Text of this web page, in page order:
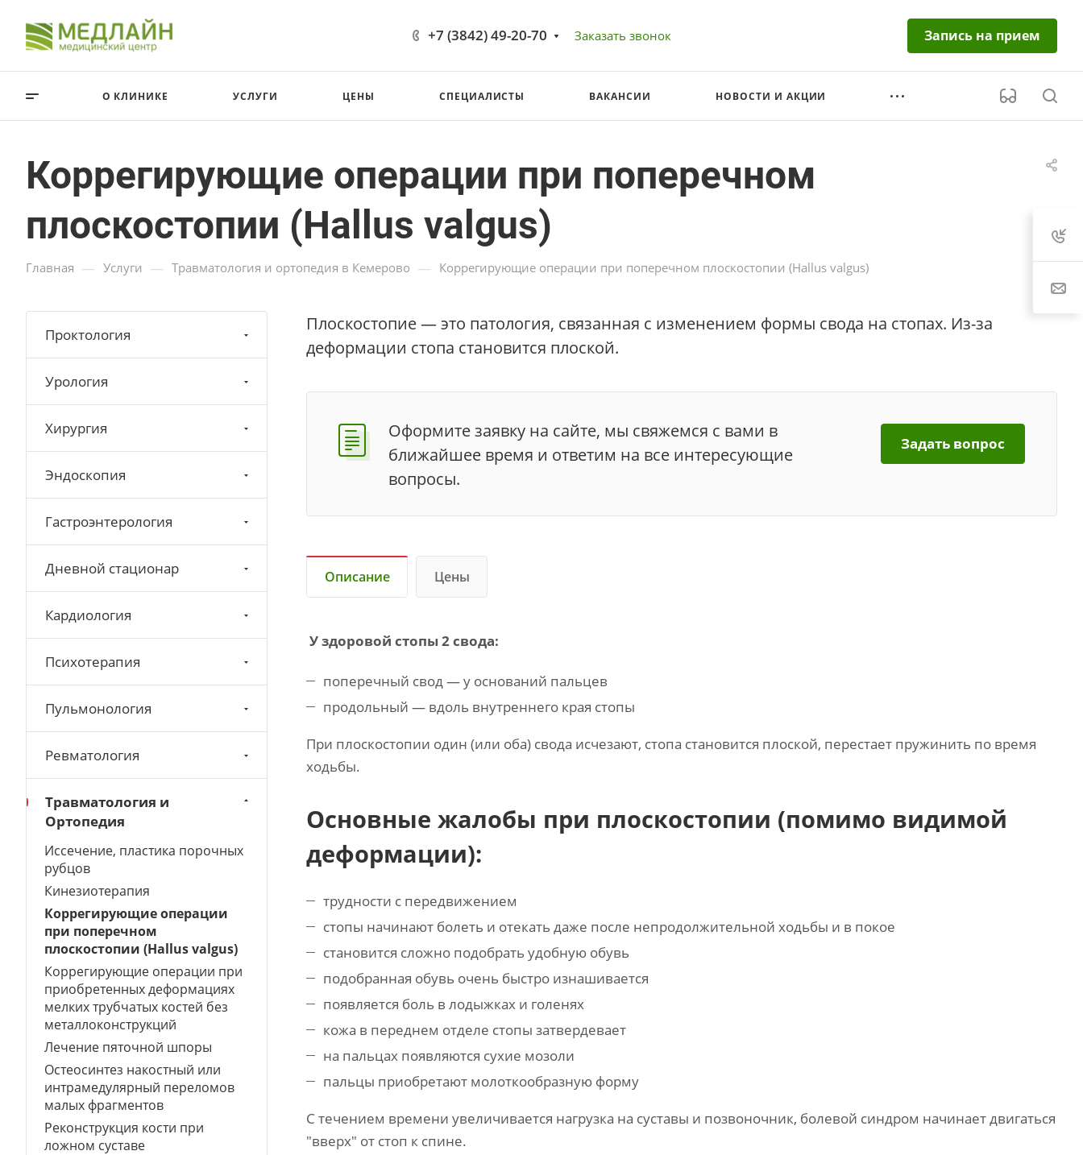
+7 (3842) 49-20-70 Заказать звонок Запись на прием
О КЛИНИКЕ УСЛУГИ ЦЕНЫ СПЕЦИАЛИСТЫ ВАКАНСИИ НОВОСТИ И АКЦИИ
Коррегирующие операции при поперечном
плоскостопии (Hallus valgus)
Главная — Услуги — Травматология и ортопедия в Кемерово — Коррегирующие операции при поперечном плоскостопии (Hallus valgus)
Плоскостопие — это патология, связанная с изменением формы свода на стопах. Из-за
деформации стопа становится плоской.
Оформите заявку на сайте, мы свяжемся с вами в
ближайшее время и ответим на все интересующие
вопросы.
Задать вопрос
Описание Цены
У здоровой стопы 2 свода:
поперечный свод — у оснований пальцев
продольный — вдоль внутреннего края стопы
При плоскостопии один (или оба) свода исчезают, стопа становится плоской, перестает пружинить по время
ходьбы.
Основные жалобы при плоскостопии (помимо видимой
деформации):
трудности с передвижением
cтопы начинают болеть и отекать даже после непродолжительной ходьбы и в покое
становится сложно подобрать удобную обувь
подобранная обувь очень быстро изнашивается
появляется боль в лодыжках и голенях
кожа в переднем отделе стопы затвердевает
на пальцах появляются сухие мозоли
пальцы приобретают молоткообразную форму
С течением времени увеличивается нагрузка на суставы и позвоночник, болевой синдром начинает двигаться
"вверх" от стоп к спине.
Проктология
Урология
Хирургия
Эндоскопия
Гастроэнтерология
Дневной стационар
Кардиология
Психотерапия
Пульмонология
Ревматология
Травматология и
Ортопедия
Иссечение, пластика порочных
рубцов
Кинезиотерапия
Коррегирующие операции
при поперечном
плоскостопии (Hallus valgus)
Коррегирующие операции при
приобретенных деформациях
мелких трубчатых костей без
металлоконструкций
Лечение пяточной шпоры
Остеосинтез накостный или
интрамедулярный переломов
малых фрагментов
Реконструкция кости при
ложном суставе